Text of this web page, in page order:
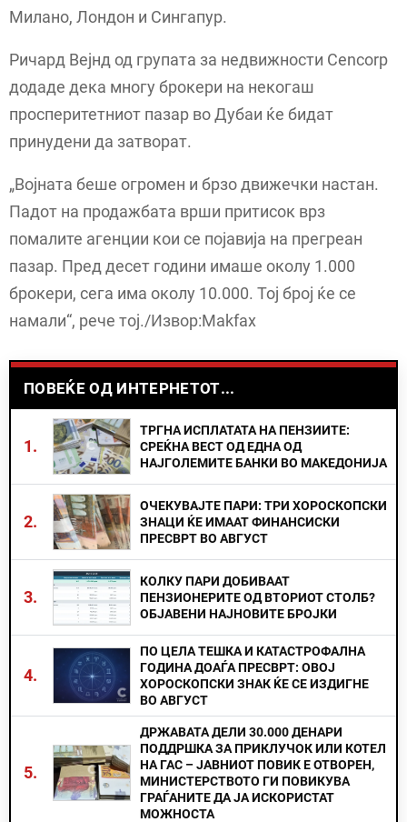
Милано, Лондон и Сингапур.
Ричард Вејнд од групата за недвижности Cencorp
додаде дека многу брокери на некогаш
просперитетниот пазар во Дубаи ќе бидат
принудени да затворат.
„Војната беше огромен и брзо движечки настан.
Падот на продажбата врши притисок врз
помалите агенции кои се појавија на прегреан
пазар. Пред десет години имаше околу 1.000
брокери, сега има околу 10.000. Тој број ќе се
намали“, рече тој./Извор:Makfax
ПОВЕЌЕ ОД ИНТЕРНЕТОТ...
1.
ТРГНА ИСПЛАТАТА НА ПЕНЗИИТЕ:
СРЕЌНА ВЕСТ ОД ЕДНА ОД
НАЈГОЛЕМИТЕ БАНКИ ВО МАКЕДОНИЈА
2.
ОЧЕКУВАЈТЕ ПАРИ: ТРИ ХОРОСКОПСКИ
ЗНАЦИ ЌЕ ИМААТ ФИНАНСИСКИ
ПРЕСВРТ ВО АВГУСТ
3.
КОЛКУ ПАРИ ДОБИВААТ
ПЕНЗИОНЕРИТЕ ОД ВТОРИОТ СТОЛБ?
ОБЈАВЕНИ НАЈНОВИТЕ БРОЈКИ
4.
ПО ЦЕЛА ТЕШКА И КАТАСТРОФАЛНА
ГОДИНА ДОАЃА ПРЕСВРТ: ОВОЈ
ХОРОСКОПСКИ ЗНАК ЌЕ СЕ ИЗДИГНЕ
ВО АВГУСТ
5.
ДРЖАВАТА ДЕЛИ 30.000 ДЕНАРИ
ПОДДРШКА ЗА ПРИКЛУЧОК ИЛИ КОТЕЛ
НА ГАС – ЈАВНИОТ ПОВИК Е ОТВОРЕН,
МИНИСТЕРСТВОТО ГИ ПОВИКУВА
ГРАЃАНИТЕ ДА ЈА ИСКОРИСТАТ
МОЖНОСТА